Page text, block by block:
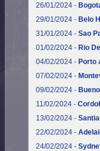
26/01/2024 -
29/01/2024 - Belo
31/01/2024 - Sao
01/02/2024 - Rio
04/02/2024 - Porto
07/02/2024 -
09/02/2024 -
11/02/2024 -
13/02/2024 -
22/02/2024 -
24/02/2024 -